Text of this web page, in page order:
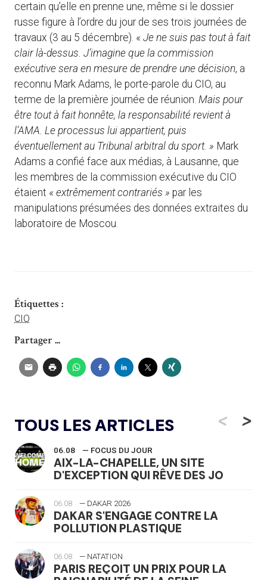
certain qu’elle en prenne une, même si le dossier
russe figure à l’ordre du jour de ses trois journées de
travaux (3 au 5 décembre). « Je ne suis pas tout à fait
clair là-dessus. J’imagine que la commission
exécutive sera en mesure de prendre une décision, a
reconnu Mark Adams, le porte-parole du CIO, au
terme de la première journée de réunion. Mais pour
être tout à fait honnête, la responsabilité revient à
l’AMA. Le processus lui appartient, puis
éventuellement au Tribunal arbitral du sport. » Mark
Adams a confié face aux médias, à Lausanne, que
les membres de la commission exécutive du CIO
étaient « extrêmement contrariés » par les
manipulations présumées des données extraites du
laboratoire de Moscou.
Étiquettes :
CIO
Partager ...
TOUS LES ARTICLES <
06.08 — FOCUS DU JOUR
AIX-LA-CHAPELLE, UN SITE
D'EXCEPTION QUI RÊVE DES JO
06.08 — DAKAR 2026
DAKAR S'ENGAGE CONTRE LA
POLLUTION PLASTIQUE
06.08 — NATATION
PARIS REÇOIT UN PRIX POUR LA
>